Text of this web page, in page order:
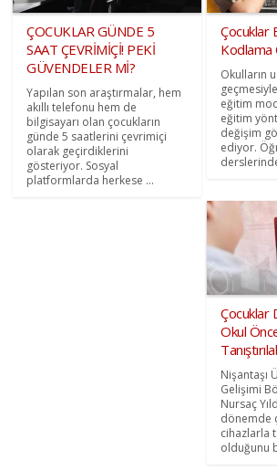
ÇOCUKLAR GÜNDE 5
SAAT ÇEVRİMİÇİ! PEKİ
GÜVENDELER Mİ?
Yapılan son araştırmalar, hem
akıllı telefonu hem de
bilgisayarı olan çocukların
günde 5 saatlerini çevrimiçi
olarak geçirdiklerini
gösteriyor. Sosyal
platformlarda herkese ...
Çocuklar
Kodlama
Okulların
eğitim
eğitim
değişim
ediyor.
Çocuklar
Okul
Nişantaşı
Gelişimi
Nursaç
dönemde
cihazlarla
olduğunu